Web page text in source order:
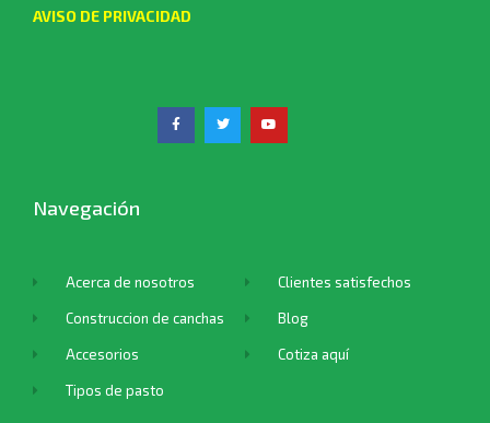
AVISO DE PRIVACIDAD
Navegación
Acerca de nosotros
Construccion de canchas
Accesorios
Tipos de pasto
Clientes satisfechos
Blog
Cotiza aquí